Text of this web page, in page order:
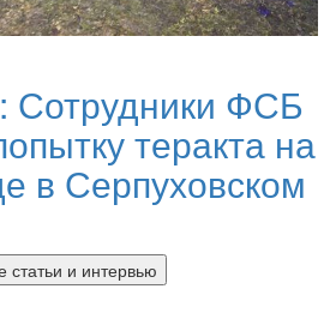
Сотрудники ФСБ
теракта на
в Серпуховском
статьи и интервью